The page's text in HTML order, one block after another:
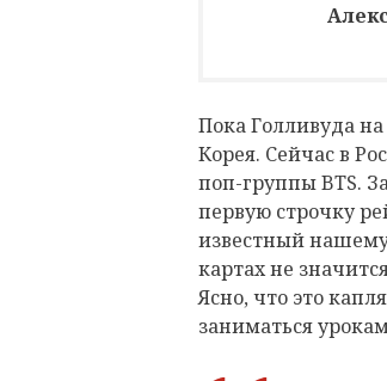
Пока Голливуда
Корея. Сейчас в
поп-группы BTS.
первую строчку
известный
картах не
Ясно, что это
заниматься